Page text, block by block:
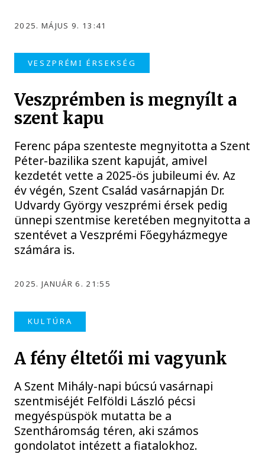
2025. MÁJUS 9. 13:41
VESZPRÉMI ÉRSEKSÉG
Veszprémben is megnyílt a
szent kapu
Ferenc pápa szenteste megnyitotta a Szent
Péter-bazilika szent kapuját, amivel
kezdetét vette a 2025-ös jubileumi év. Az
év végén, Szent Család vasárnapján Dr.
Udvardy György veszprémi érsek pedig
ünnepi szentmise keretében megnyitotta a
szentévet a Veszprémi Főegyházmegye
számára is.
2025. JANUÁR 6. 21:55
KULTÚRA
A fény éltetői mi vagyunk
A Szent Mihály-napi búcsú vasárnapi
szentmiséjét Felföldi László pécsi
megyéspüspök mutatta be a
Szentháromság téren, aki számos
gondolatot intézett a fiatalokhoz.